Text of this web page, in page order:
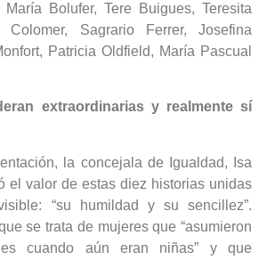
Bolufer, Tere Buigues, Teresita
Colomer, Sagrario Ferrer, Josefina
Patricia Oldfield, María Pascual
extraordinarias y realmente sí
la concejala de Igualdad, Isa
el valor de estas diez historias unidas
“su humildad y su sencillez”.
se trata de mujeres que “asumieron
cuando aún eran niñas” y que